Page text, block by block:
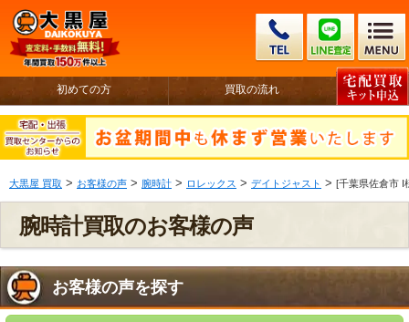
初めての方 買取の流れ
大黒屋 買取 > お客様の声 > 腕時計 > ロレックス > デイトジャスト > [千葉県佐倉市 I
腕時計買取のお客様の声
お客様の声を探す